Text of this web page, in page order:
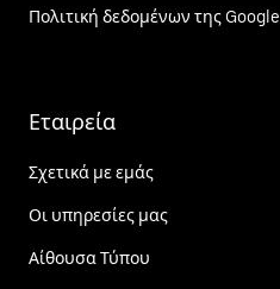
Πολιτική δεδομένων της Google
Εταιρεία
Σχετικά με εμάς
Οι υπηρεσίες μας
Αίθουσα Τύπου